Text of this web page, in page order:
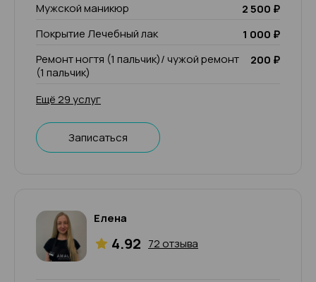
Мужской маникюр
2 500 ₽
Покрытие Лечебный лак
1 000 ₽
Ремонт ногтя (1 пальчик)/ чужой ремонт
(1 пальчик)
200 ₽
Ещё 29 услуг
Записаться
Елена
4.92 72 отзыва